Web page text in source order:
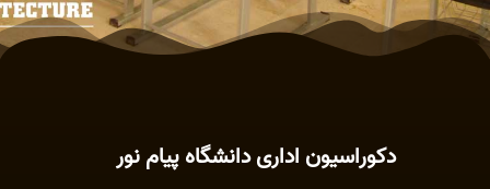
دکوراسیون اداری دانشگاه پیام نور